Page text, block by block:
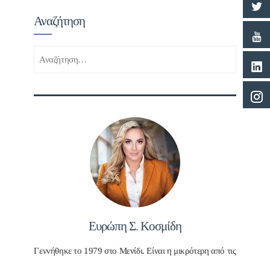
Αναζήτηση
Ευρώπη Σ. Κοσμίδη
Γεννήθηκε το 1979 στο Μενίδι. Είναι η μικρότερη από τις